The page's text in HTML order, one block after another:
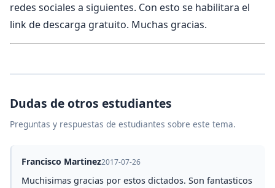
redes sociales a siguientes. Con esto se habilitara el
link de descarga gratuito. Muchas gracias.
Dudas de otros estudiantes
Preguntas y respuestas de estudiantes sobre este tema.
Francisco Martinez2017-07-26
Muchisimas gracias por estos dictados. Son fantasticos